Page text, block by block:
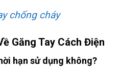
chống cháy
Găng Tay Cách Điện
hạn sử dụng không?